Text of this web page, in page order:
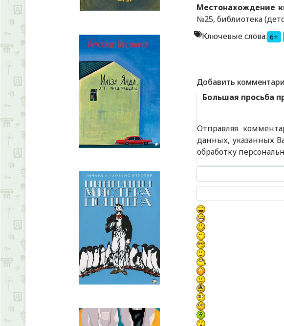
Местонахождение
№25, библиотека
Ключевые слова: 6+
Добавить
Большая просьба
Отправляя
данных, указанных
обработку
Текст комментария